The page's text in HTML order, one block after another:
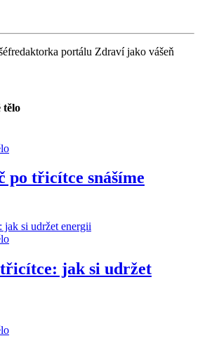
portálu Zdraví jako vášeň
tělo
po třicítce snášíme
třicítce: jak si udržet